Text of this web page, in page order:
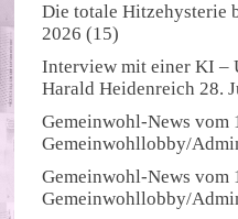
Die totale Hitzehysterie
2026 (15)
Interview mit einer KI –
Harald Heidenreich 28.
Gemeinwohl-News vom
Gemeinwohllobby/
Gemeinwohl-News vom
Gemeinwohllobby/